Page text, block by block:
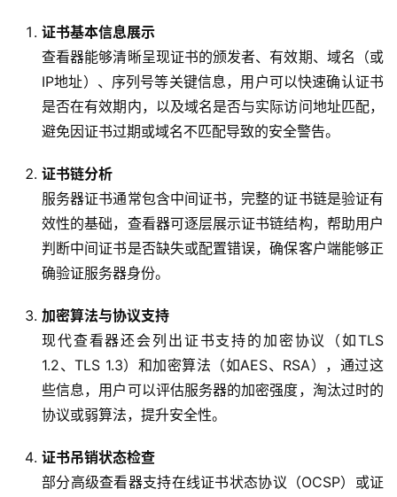
证书基本信息展示
查看器能够清晰呈现证书的颁发者、有效期、域名（或
IP地址）、序列号等关键信息，用户可以快速确认证书
是否在有效期内，以及域名是否与实际访问地址匹配，
避免因证书过期或域名不匹配导致的安全警告。
证书链分析
服务器证书通常包含中间证书，完整的证书链是验证有
效性的基础，查看器可逐层展示证书链结构，帮助用户
判断中间证书是否缺失或配置错误，确保客户端能够正
确验证服务器身份。
加密算法与协议支持
现代查看器还会列出证书支持的加密协议（如TLS
1.2、TLS 1.3）和加密算法（如AES、RSA），通过这
些信息，用户可以评估服务器的加密强度，淘汰过时的
协议或弱算法，提升安全性。
证书吊销状态检查
部分高级查看器支持在线证书状态协议（OCSP）或证